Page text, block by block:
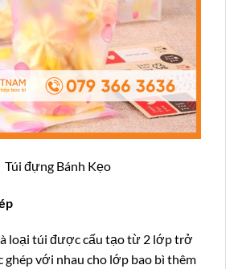
Túi đựng Bánh Kẹo
loại túi được cấu tạo từ 2 lớp trở
ghép với nhau cho lớp bao bì thêm